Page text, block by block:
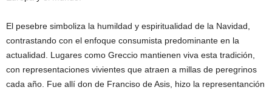
El pesebre simboliza la humildad y espiritualidad de la Navidad,
contrastando con el enfoque consumista predominante en la
actualidad. Lugares como Greccio mantienen viva esta tradición,
con representaciones vivientes que atraen a millas de peregrinos
cada año. Fue allí don de Franciso de Asis, hizo la representanción